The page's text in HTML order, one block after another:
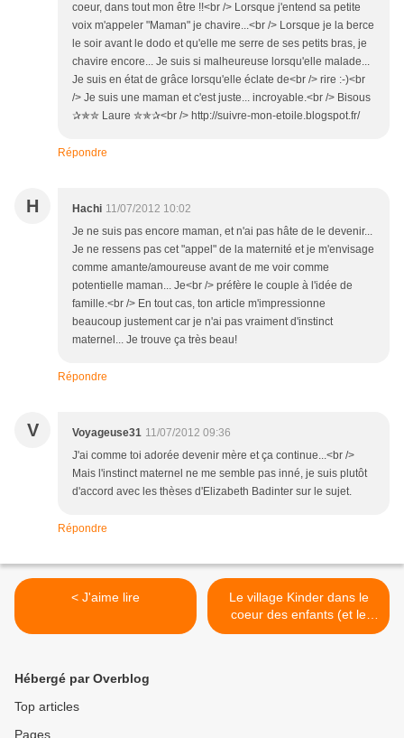
coeur, dans tout mon être !!<br /> Lorsque j'entend sa petite
voix m'appeler "Maman" je chavire...<br /> Lorsque je la berce
le soir avant le dodo et qu'elle me serre de ses petits bras, je
chavire encore... Je suis si malheureuse lorsqu'elle malade...
Je suis en état de grâce lorsqu'elle éclate de<br /> rire :-)<br
/> Je suis une maman et c'est juste... incroyable.<br /> Bisous
✰✯✮ Laure ✮✯✰<br /> http://suivre-mon-etoile.blogspot.fr/
Répondre
H Hachi 11/07/2012 10:02
Je ne suis pas encore maman, et n'ai pas hâte de le devenir...
Je ne ressens pas cet "appel" de la maternité et je m'envisage
comme amante/amoureuse avant de me voir comme
potentielle maman... Je<br /> préfère le couple à l'idée de
famille.<br /> En tout cas, ton article m'impressionne
beaucoup justement car je n'ai pas vraiment d'instinct
maternel... Je trouve ça très beau!
Répondre
V Voyageuse31 11/07/2012 09:36
J'ai comme toi adorée devenir mère et ça continue...<br />
Mais l'instinct maternel ne me semble pas inné, je suis plutôt
d'accord avec les thèses d'Elizabeth Badinter sur le sujet.
Répondre
< J'aime lire
Le village Kinder dans le
coeur des enfants (et le
mien aussi) >
Hébergé par Overblog
Top articles
Pages